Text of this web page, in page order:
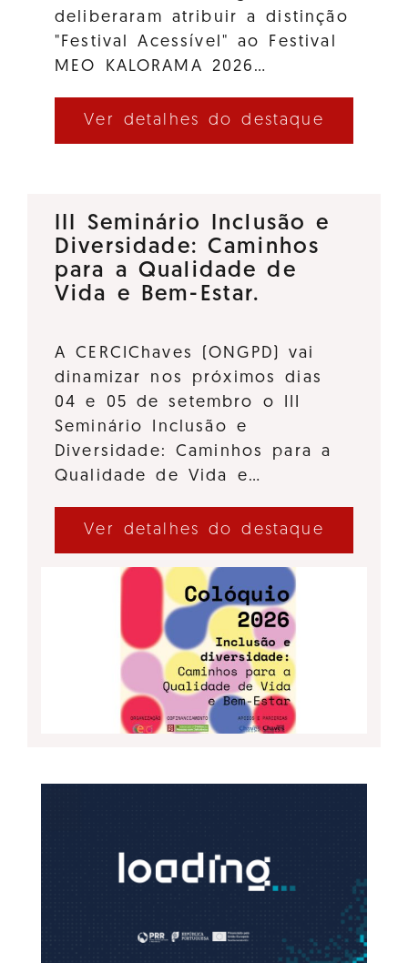
deliberaram atribuir a distinção
"Festival Acessível" ao Festival
MEO KALORAMA 2026…
Ver detalhes do destaque
III Seminário Inclusão e
Diversidade: Caminhos
para a Qualidade de
Vida e Bem-Estar.
A CERCIChaves (ONGPD) vai
dinamizar nos próximos dias
04 e 05 de setembro o III
Seminário Inclusão e
Diversidade: Caminhos para a
Qualidade de Vida e…
Ver detalhes do destaque